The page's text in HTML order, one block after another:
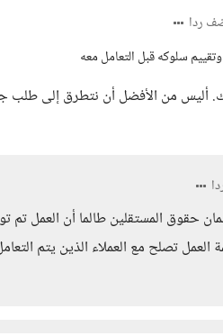
ردا
سلوكه قبل التعامل معه
أليس من الأفضل أن نتطرق إلى
حقوق المستقلين طالما أن العمل تم
تصلح مع العملاء الذين يتم